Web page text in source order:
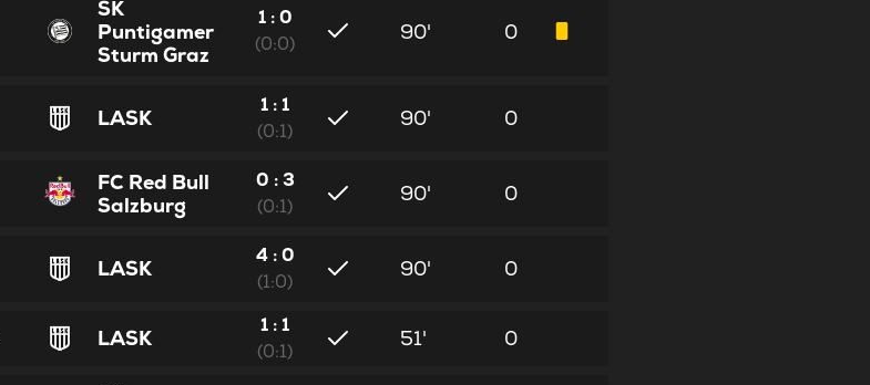
SK
Puntigamer
Sturm Graz
1 : 0
(0:0)
90' 0
LASK
1 : 1
(0:1)
90' 0
FC Red Bull
Salzburg
0 : 3
(0:1)
90' 0
LASK
4 : 0
(1:0)
90' 0
LASK
1 : 1
(0:1)
51' 0